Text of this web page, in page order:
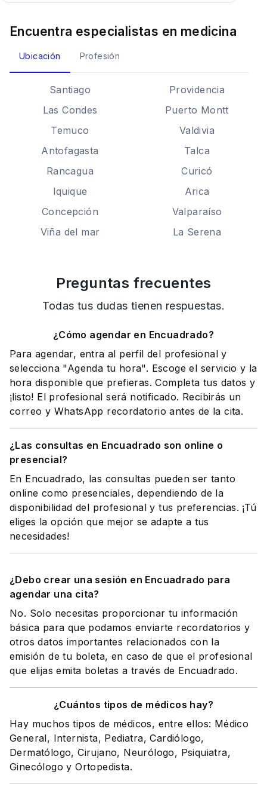
Encuentra especialistas en medicina
Ubicación Profesión
Santiago
Providencia
Las Condes
Puerto Montt
Temuco
Valdivia
Antofagasta
Talca
Rancagua
Curicó
Iquique
Arica
Concepción
Valparaíso
Viña del mar
La Serena
Preguntas frecuentes
Todas tus dudas tienen respuestas.
¿Cómo agendar en Encuadrado?
Para agendar, entra al perfil del profesional y
selecciona "Agenda tu hora". Escoge el servicio y la
hora disponible que prefieras. Completa tus datos y
¡listo! El profesional será notificado. Recibirás un
correo y WhatsApp recordatorio antes de la cita.
¿Las consultas en Encuadrado son online o
presencial?
En Encuadrado, las consultas pueden ser tanto
online como presenciales, dependiendo de la
disponibilidad del profesional y tus preferencias. ¡Tú
eliges la opción que mejor se adapte a tus
necesidades!
¿Debo crear una sesión en Encuadrado para
agendar una cita?
No. Solo necesitas proporcionar tu información
básica para que podamos enviarte recordatorios y
otros datos importantes relacionados con la
emisión de tu boleta, en caso de que el profesional
que elijas emita boletas a través de Encuadrado.
¿Cuántos tipos de médicos hay?
Hay muchos tipos de médicos, entre ellos: Médico
General, Internista, Pediatra, Cardiólogo,
Dermatólogo, Cirujano, Neurólogo, Psiquiatra,
Ginecólogo y Ortopedista.